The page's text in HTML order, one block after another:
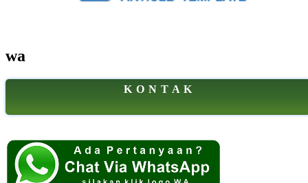
wa
K O N T A K